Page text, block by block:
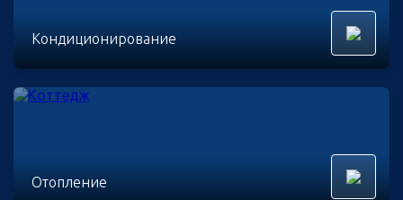
Кондиционирование
Отопление